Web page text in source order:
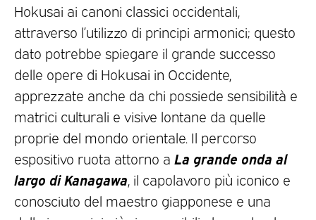
Hokusai ai canoni classici occidentali,
attraverso l’utilizzo di principi armonici; questo
dato potrebbe spiegare il grande successo
delle opere di Hokusai in Occidente,
apprezzate anche da chi possiede sensibilità e
matrici culturali e visive lontane da quelle
proprie del mondo orientale. Il percorso
espositivo ruota attorno a La grande onda al
largo di Kanagawa , il capolavoro più iconico e
conosciuto del maestro giapponese e una